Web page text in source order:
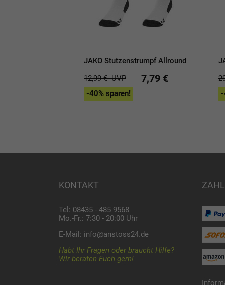
JAKO Stutzenstrumpf Allround
12,99 €UVP 7,79 €
-40% sparen!
KONTAKT
Tel: 08435 - 485 9568
Mo.-Fr.: 7:30 - 20:00 Uhr
E-Mail: info@anstoss24.de
Habt Ihr Fragen oder braucht Hilfe?
Wir beraten Euch gern!